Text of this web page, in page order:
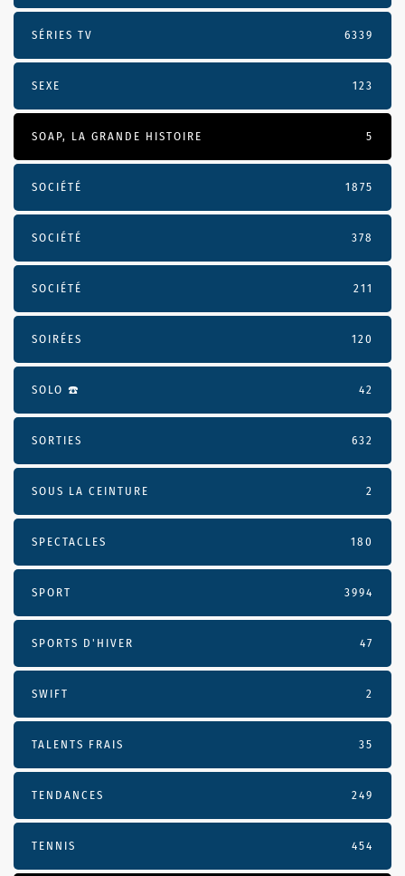
SÉRIES TV 6339
SEXE 123
SOAP, LA GRANDE HISTOIRE 5
SOCIÉTÉ 1875
SOCIÉTÉ 378
SOCIÉTÉ 211
SOIRÉES 120
SOLO ☎️ 42
SORTIES 632
SOUS LA CEINTURE 2
SPECTACLES 180
SPORT 3994
SPORTS D'HIVER 47
SWIFT 2
TALENTS FRAIS 35
TENDANCES 249
TENNIS 454